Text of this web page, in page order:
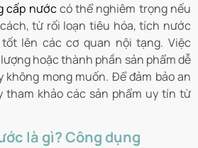
cấp nướccó thể nghiêm trọng nếu
từ rối loạn tiêu hóa, tích nước
lên các cơ quan nội tạng. Việc
hoặc thành phần sản phẩm dễ
mong muốn. Để đảm bảo an
tham khảo các sản phẩm uy tín từ
là gì? Công dụng